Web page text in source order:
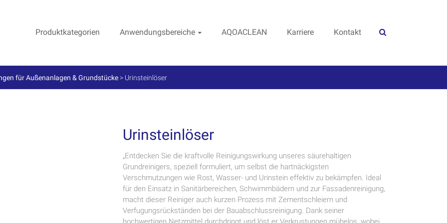
Produktkategorien Anwendungsbereiche AQOACLEAN Karriere Kontakt
für Außenanlagen & Grundstücke > Urinsteinlöser
Urinsteinlöser
„Entdecken Sie die kraftvolle Reinigungswirkung unseres säurehaltigen
Grundreinigers, speziell formuliert, um selbst die hartnäckigsten
Verschmutzungen wie Rost, Wasser- und Urinstein effektiv zu bekämpfen. Ideal
für den Einsatz in Sanitärbereichen, Schwimmbädern und zur Fassadenreinigung,
macht dieser Reiniger auch kurzen Prozess mit Zementschleiern und
Verfugungsrückständen bei der Bauabschlussreinigung. Dank seiner